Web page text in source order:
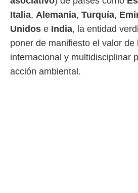
e
mediante
publicidad
Italia, Alemania, Turquía,
Unidos e India, la entidad
poner de manifiesto el valor de
internacional y multidisciplinar
acción ambiental.